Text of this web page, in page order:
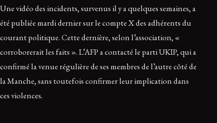
Une vidéo des incidents, survenus il y a quelques semaines, a
été publiée mardi dernier sur le compte X des adhérents du
courant politique. Cette dernière, selon l’association, «
corroborerait les faits ». L’AFP a contacté le parti UKIP, qui a
confirmé la venue régulière de ses membres de l’autre côté de
la Manche, sans toutefois confirmer leur implication dans
ces violences.